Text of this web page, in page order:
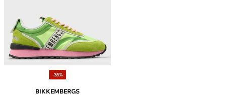
-35%
BIKKEMBERGS